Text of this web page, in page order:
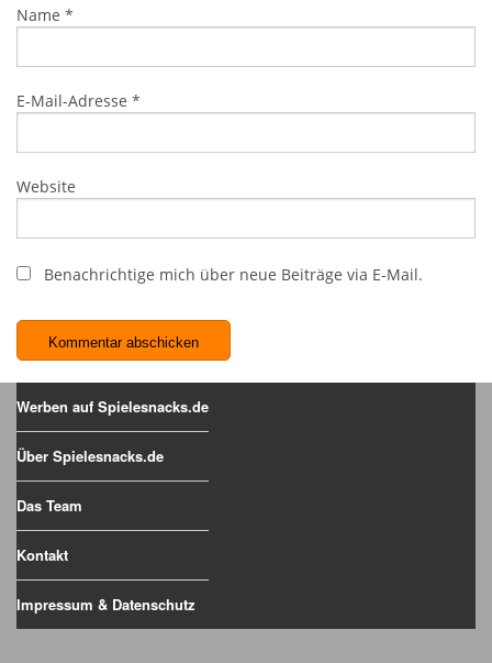
Name *
E-Mail-Adresse *
Website
Benachrichtige mich über neue Beiträge via E-Mail.
Werben auf Spielesnacks.de
Über Spielesnacks.de
Das Team
Kontakt
Impressum & Datenschutz